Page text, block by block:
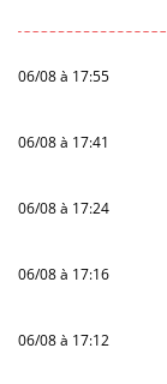
06/08 à 17:55
06/08 à 17:41
06/08 à 17:24
06/08 à 17:16
06/08 à 17:12